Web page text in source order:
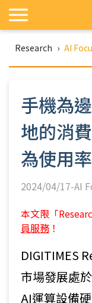
Research › AI
手機為
地的消
為使用
2024/04/17-AI
本文限「
員服務 ！
DIGITIMES
市場發展處
AI運算設備